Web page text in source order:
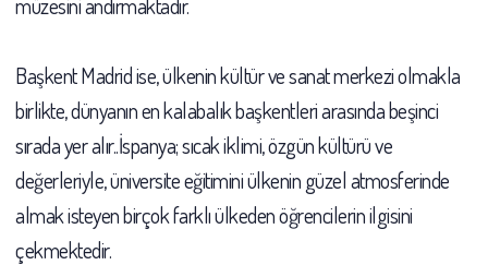
Başkent Madrid ise, ülkenin kültür ve sanat merkezi olmakla
birlikte, dünyanın en kalabalık başkentleri arasında beşinci
sırada yer alır..İspanya; sıcak iklimi, özgün kültürü ve
değerleriyle, üniversite eğitimini ülkenin güzel atmosferinde
almak isteyen birçok farklı ülkeden öğrencilerin ilgisini
çekmektedir.